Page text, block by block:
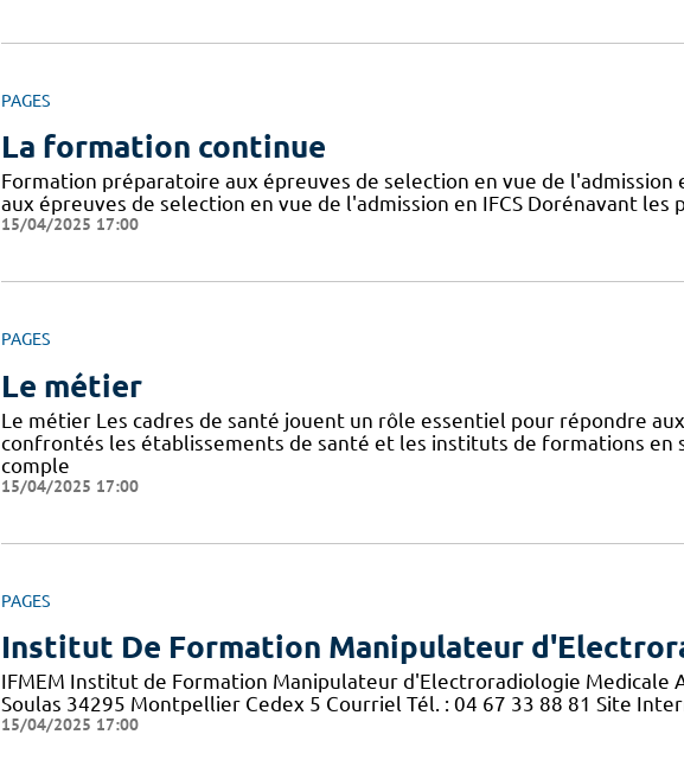
PAGES
La formation continue
Formation préparatoire aux épreuves de selection en vue de l'admission
aux épreuves de selection en vue de l'admission en IFCS Dorénavant
15/04/2025 17:00
PAGES
Le métier
Le métier Les cadres de santé jouent un rôle essentiel pour répondre
confrontés les établissements de santé et les instituts de formations en
comple
15/04/2025 17:00
PAGES
Institut De Formation Manipulateur
IFMEM Institut de Formation Manipulateur d'Electroradiologie Medicale
Soulas 34295 Montpellier Cedex 5 Courriel Tél. : 04 67 33 88 81 Site
15/04/2025 17:00